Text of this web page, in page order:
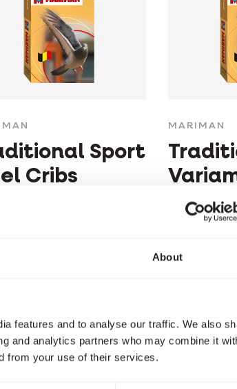
About
features and to analyse our traffic. We also
and analytics partners who may combine it
from your use of their services.
Sport
Cribs
MARIMAN